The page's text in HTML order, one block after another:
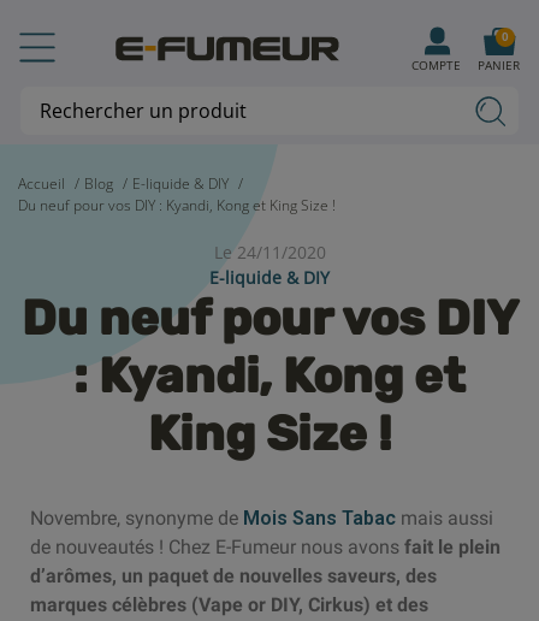
Accueil Blog
E-liquide & DIY
Du neuf pour vos DIY : Kyandi, Kong et King Size !
Le 24/11/2020
E-liquide & DIY
Du neuf pour vos DIY
: Kyandi, Kong et
King Size !
Novembre, synonyme de Mois Sans Tabac mais aussi
de nouveautés ! Chez E-Fumeur nous avons fait le plein
d’arômes, un paquet de nouvelles saveurs, des
marques célèbres (Vape or DIY, Cirkus) et des
COMPTE PANIER
0